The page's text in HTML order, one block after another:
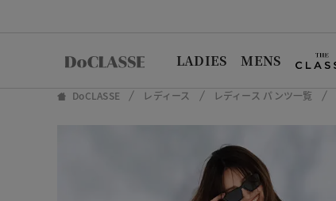
LADIES MENS
DoCLASSE レディース レディース パンツ一覧